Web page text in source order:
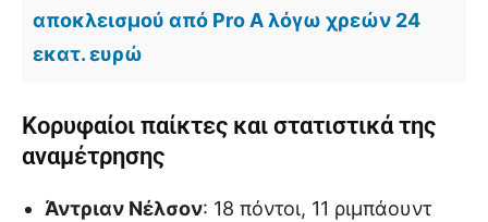
αποκλεισμού από Pro A λόγω χρεών 24
εκατ. ευρώ
Κορυφαίοι παίκτες και στατιστικά της
αναμέτρησης
Άντριαν Νέλσον: 18 πόντοι, 11 ριμπάουντ